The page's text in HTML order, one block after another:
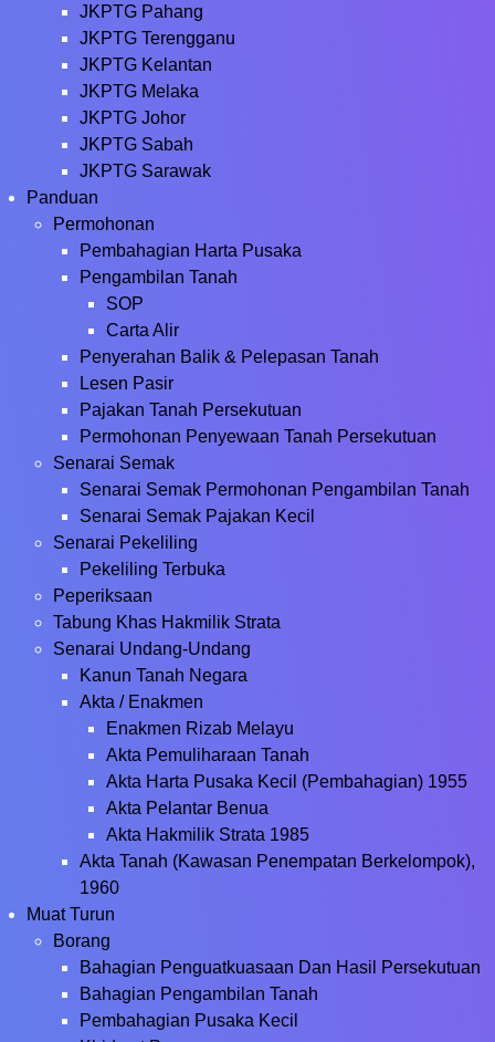
JKPTG Pahang
JKPTG Terengganu
JKPTG Kelantan
JKPTG Melaka
JKPTG Johor
JKPTG Sabah
JKPTG Sarawak
Panduan
Permohonan
Pembahagian Harta Pusaka
Pengambilan Tanah
SOP
Carta Alir
Penyerahan Balik & Pelepasan Tanah
Lesen Pasir
Pajakan Tanah Persekutuan
Permohonan Penyewaan Tanah Persekutuan
Senarai Semak
Senarai Semak Permohonan Pengambilan Tanah
Senarai Semak Pajakan Kecil
Senarai Pekeliling
Pekeliling Terbuka
Peperiksaan
Tabung Khas Hakmilik Strata
Senarai Undang-Undang
Kanun Tanah Negara
Akta / Enakmen
Enakmen Rizab Melayu
Akta Pemuliharaan Tanah
Akta Harta Pusaka Kecil (Pembahagian) 1955
Akta Pelantar Benua
Akta Hakmilik Strata 1985
Akta Tanah (Kawasan Penempatan Berkelompok),
1960
Muat Turun
Borang
Bahagian Penguatkuasaan Dan Hasil Persekutuan
Bahagian Pengambilan Tanah
Pembahagian Pusaka Kecil